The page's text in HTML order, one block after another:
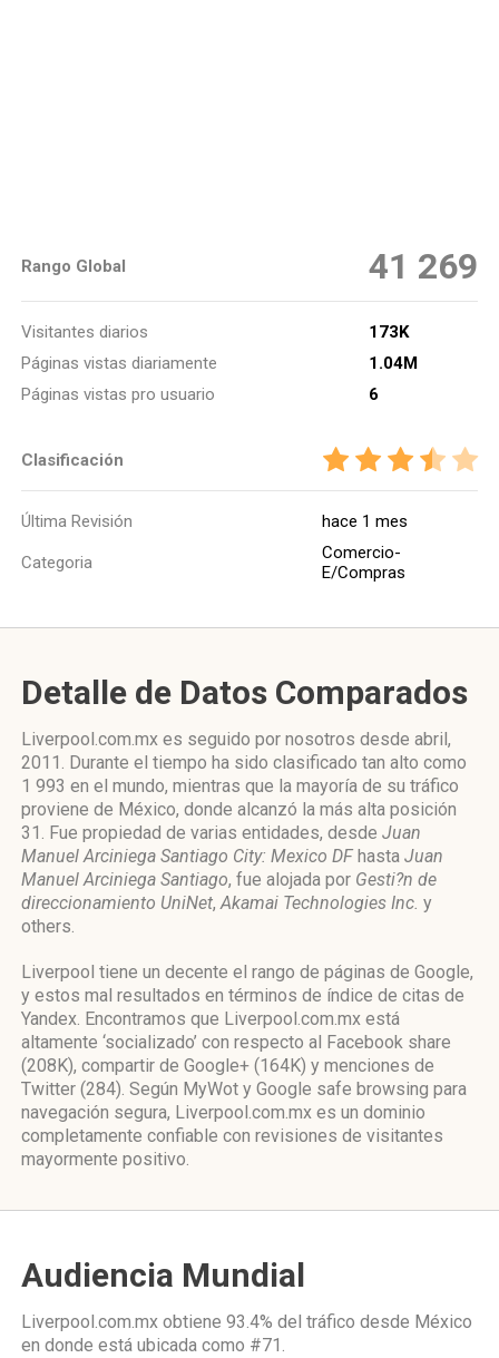
Rango Global 41 269
Visitantes diarios
173K
Páginas vistas diariamente
1.04M
Páginas vistas pro usuario
6
Clasificación
Última Revisión hace 1 mes
Categoria
Comercio-
E/Compras
Detalle de Datos Comparados
Liverpool.com.mx es seguido por nosotros desde abril,
2011. Durante el tiempo ha sido clasificado tan alto como
1 993 en el mundo, mientras que la mayoría de su tráfico
proviene de México, donde alcanzó la más alta posición
31. Fue propiedad de varias entidades, desde Juan
Manuel Arciniega Santiago City: Mexico DFhasta Juan
Manuel Arciniega Santiago, fue alojada por Gesti?n de
direccionamiento UniNet,Akamai Technologies Inc. y
others.
Liverpool tiene un decente el rango de páginas de Google,
y estos mal resultados en términos de índice de citas de
Yandex. Encontramos que Liverpool.com.mx está
altamente ‘socializado’ con respecto al Facebook share
(208K), compartir de Google+ (164K) y menciones de
Twitter (284). Según MyWot y Google safe browsing para
navegación segura, Liverpool.com.mx es un dominio
completamente confiable con revisiones de visitantes
mayormente positivo.
Audiencia Mundial
Liverpool.com.mx obtiene 93.4% del tráfico desde México
en donde está ubicada como #71.